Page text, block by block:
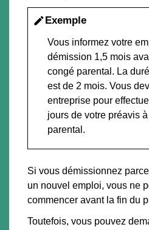
editExemple
Vous informez votre
démission 1,5 mois
congé parental. La
est de 2 mois. Vous
entreprise pour
jours de votre préavis
parental.
Si vous démissionnez
un nouvel emploi, vous ne
commencer avant la fin du
Toutefois, vous pouvez